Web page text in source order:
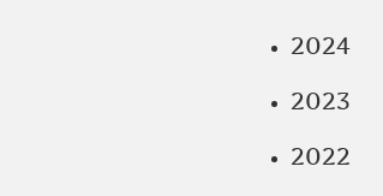
2024
2023
2022